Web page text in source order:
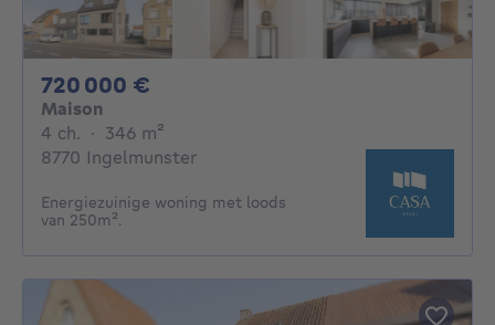
720 000 €
Maison
4 ch. 4 chambres
· 346 m²
8770 Ingelmunster
Energiezuinige woning met loods
van 250m².